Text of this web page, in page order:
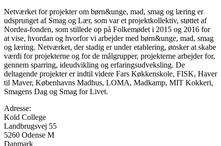
Netværket for projekter om børn&unge, mad, smag og læring er
udsprunget af Smag og Lær, som var et projektkollektiv, støttet af
Nordea-fonden, som stillede op på Folkemødet i 2015 og 2016 for
at vise, hvordan og hvorfor vi arbejder med børn&unge, mad, smag
og læring. Netværket, der stadig er under etablering, ønsker at skabe
værdi for projekterne og for de målgrupper, projekterne arbejder for,
gennem sparring, ideudvikling og erfaringsudveksling. De
deltagende projekter er indtil videre Fars Køkkenskole, FISK, Haver
til Maver, Københavns Madhus, LOMA, Madkamp, MIT Kokkeri,
Smagens Dag og Smag for Livet.
Adresse:
Kold College
Landbrugsvej 55
5260 Odense M
Danmark